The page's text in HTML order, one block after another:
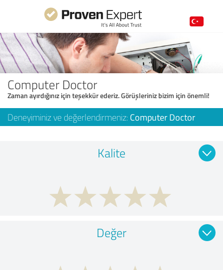
Computer Doctor
Zaman ayırdığınız için teşekkür ederiz. Görüşleriniz bizim için önemli!
Deneyiminiz ve değerlendirmeniz: Computer Doctor
Kalite
Değer